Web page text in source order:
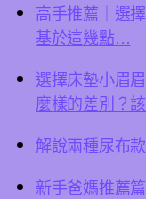
高手推薦｜選
基於這幾點…
選擇床墊小眉
麼樣的差別？
解說兩種尿布
新手爸媽推薦